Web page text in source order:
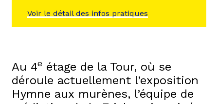
Voir le détail des infos pratiques
Au 4e étage de la Tour, où se
déroule actuellement l’exposition
Hymne aux murènes, l’équipe de